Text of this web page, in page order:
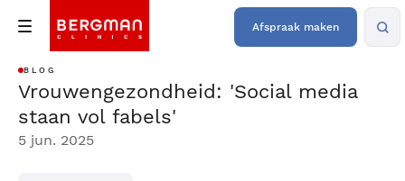
Afspraak maken
BLOG
Vrouwengezondheid: 'Social media
staan vol fabels'
5 jun. 2025